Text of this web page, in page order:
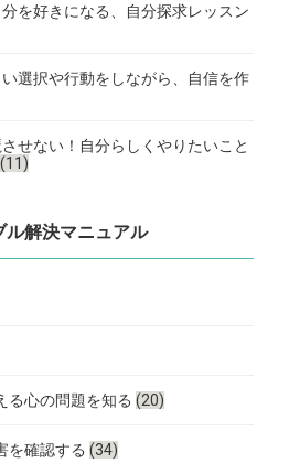
を好きになる、自分探求レッスン
選択や行動をしながら、自信を作
せない！自分らしくやりたいこと
(11)
ル解決マニュアル
る心の問題を知る(20)
を確認する(34)